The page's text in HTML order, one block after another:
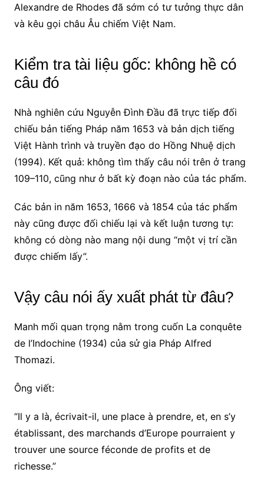
Alexandre de Rhodes đã sớm có tư tưởng thực dân
và kêu gọi châu Âu chiếm Việt Nam.
Kiểm tra tài liệu gốc: không hề có
câu đó
Nhà nghiên cứu Nguyễn Đình Đầu đã trực tiếp đối
chiếu bản tiếng Pháp năm 1653 và bản dịch tiếng
Việt Hành trình và truyền đạo do Hồng Nhuệ dịch
(1994). Kết quả: không tìm thấy câu nói trên ở trang
109–110, cũng như ở bất kỳ đoạn nào của tác phẩm.
Các bản in năm 1653, 1666 và 1854 của tác phẩm
này cũng được đối chiếu lại và kết luận tương tự:
không có dòng nào mang nội dung “một vị trí cần
được chiếm lấy”.
Vậy câu nói ấy xuất phát từ đâu?
Manh mối quan trọng nằm trong cuốn La conquête
de l’Indochine (1934) của sử gia Pháp Alfred
Thomazi.
Ông viết:
“Il y a là, écrivait-il, une place à prendre, et, en s’y
établissant, des marchands d’Europe pourraient y
trouver une source féconde de profits et de
richesse.”